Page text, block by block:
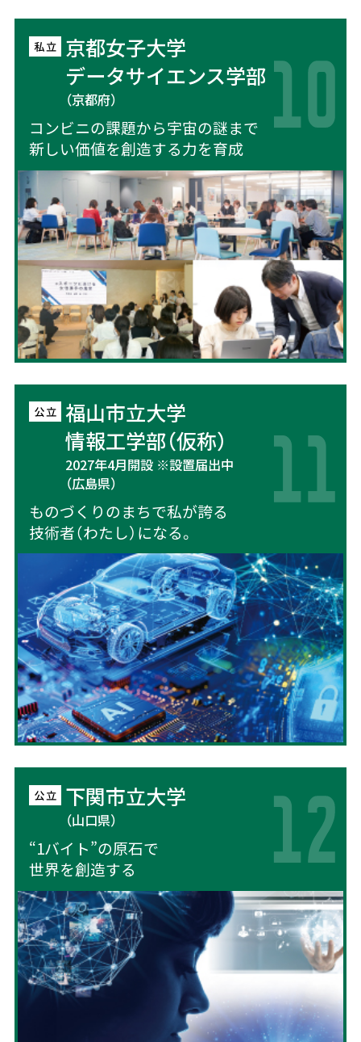
京都女子大学
データサイエンス学部
（京都府）
コンビニの課題から宇宙の謎まで
新しい価値を創造する力を育成
福山市立大学
情報工学部（仮称）
2027年4月開設 ※設置届出中
（広島県）
ものづくりのまちで私が誇る
技術者（わたし）になる。
下関市立大学
（山口県）
“1バイト”の原石で
世界を創造する